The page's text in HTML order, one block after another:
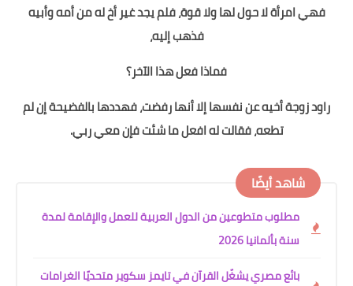
فهي امرأة لا حول لها ولا قوة، فلم يجد غير أخ له من أمه وأبيه
فذهب إليه،
فماذا فعل هذا الآخر؟
راود زوجة أخيه عن نفسها إلا أنها رفضت، فهددها بالفضيحة إن لم
تطعه، فقالت له افعل ما شئت فإن معي ربي.
شاهد أيضًا
مطلوب متطوعين من الدول العربية للعمل والإقامة لمدة
سنة بألمانيا 2026
بائع مصري يشغّل القرآن في تايمز سكوير متحديًا الغرامات